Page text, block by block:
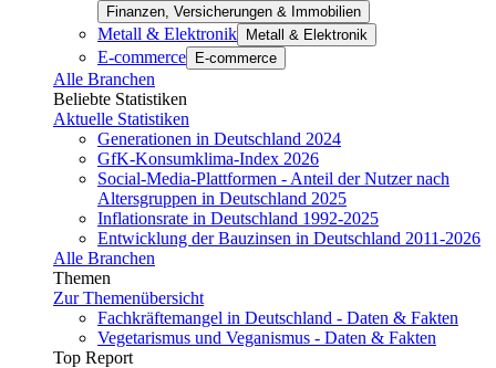
Finanzen, Versicherungen & Immobilien
Metall & Elektronik Metall & Elektronik
E-commerce E-commerce
Alle Branchen
Beliebte Statistiken
Aktuelle Statistiken
Generationen in Deutschland 2024
GfK-Konsumklima-Index 2026
Social-Media-Plattformen - Anteil der Nutzer nach
Altersgruppen in Deutschland 2025
Inflationsrate in Deutschland 1992-2025
Entwicklung der Bauzinsen in Deutschland 2011-2026
Alle Branchen
Themen
Zur Themenübersicht
Fachkräftemangel in Deutschland - Daten & Fakten
Vegetarismus und Veganismus - Daten & Fakten
Top Report